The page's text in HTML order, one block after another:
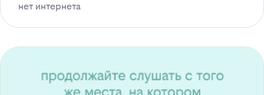
нет интернета